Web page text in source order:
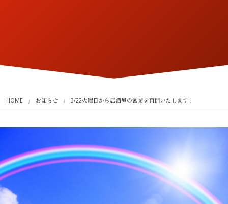
HOME お知らせ 3/22火曜日から居酒屋の営業を再開いたします！